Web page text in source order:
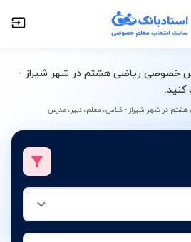
خصوصی ریاضی هشتم در شهر شیراز -
کنید.
در شهر شیراز - کلاس، معلم، دبیر، مدرس
ریاضی هشتم